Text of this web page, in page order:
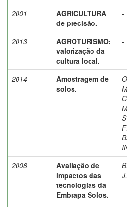
2001
AGRICULTURA
de precisão.
-
2013
AGROTURISMO:
valorização da
cultura local.
-
2014
Amostragem de
solos.
2008
Avaliação de
impactos das
tecnologias da
Embrapa Solos.